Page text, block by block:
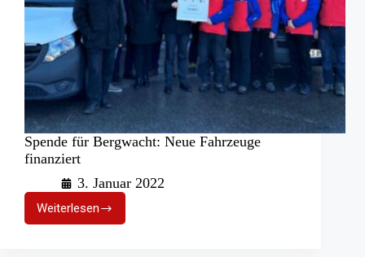
Spende für Bergwacht: Neue Fahrzeuge
finanziert
3. Januar 2022
Weiterlesen
Spende
für